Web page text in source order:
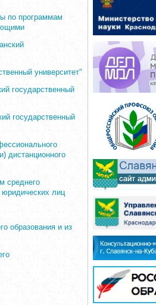
по программам
университет"
государственный
государственный
дистанционного
среднего
юридических лиц
образования и из